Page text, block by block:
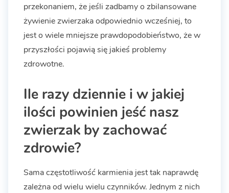
przekonaniem, że jeśli zadbamy o zbilansowane
żywienie zwierzaka odpowiednio wcześniej, to
jest o wiele mniejsze prawdopodobieństwo, że w
przyszłości pojawią się jakieś problemy
zdrowotne.
Ile razy dziennie i w jakiej
ilości powinien jeść nasz
zwierzak by zachować
zdrowie?
Sama częstotliwość karmienia jest tak naprawdę
zależna od wielu wielu czynników. Jednym z nich